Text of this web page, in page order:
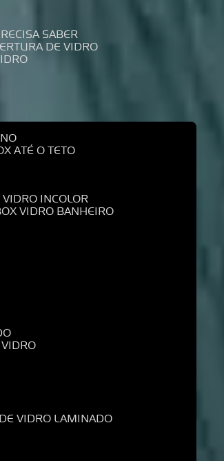
SABER
DE VIDRO
ATÉ O TETO
VIDRO INCOLOR
BOX VIDRO BANHEIRO
DE VIDRO LAMINADO